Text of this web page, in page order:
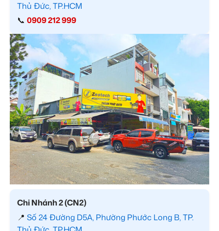
Thủ Đức, TP.HCM
📞 0909 212 999
Chi Nhánh 2 (CN2)
📍 Số 24 Đường D5A, Phường Phước Long B, TP.